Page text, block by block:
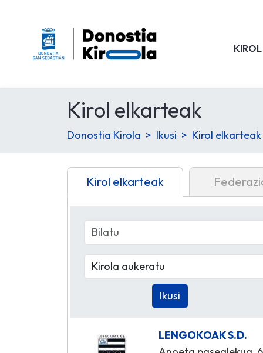
Kirol elkarteak
Donostia Kirola Ikusi Kirol elkarteak
Kirol elkarteak
LENGOKOAK S.D.